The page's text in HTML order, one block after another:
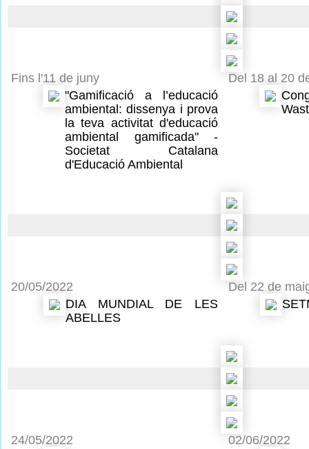
Fins l'11 de juny
"Gamificació a l’educació
ambiental: dissenya i prova
la teva activitat d'educació
ambiental gamificada" -
Societat Catalana
d'Educació Ambiental
Del 18 al 20
20/05/2022
DIA MUNDIAL DE LES
ABELLES
Del 22 de
24/05/2022
02/06/2022